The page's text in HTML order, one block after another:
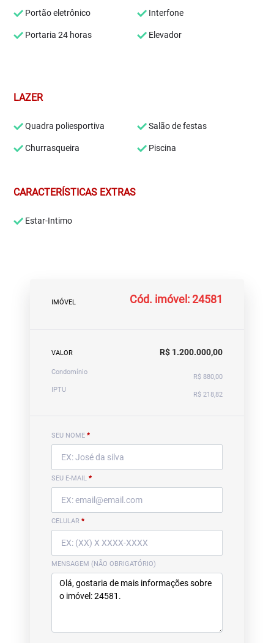
Portão eletrônico Interfone
Portaria 24 horas Elevador
LAZER
Quadra poliesportiva Salão de festas
Churrasqueira Piscina
CARACTERÍSTICAS EXTRAS
Estar-Intimo
IMÓVEL Cód. imóvel: 24581
VALOR R$ 1.200.000,00
Condomínio
R$ 880,00
IPTU
R$ 218,82
SEU NOME *
SEU E-MAIL *
CELULAR *
MENSAGEM (NÃO OBRIGATÓRIO)